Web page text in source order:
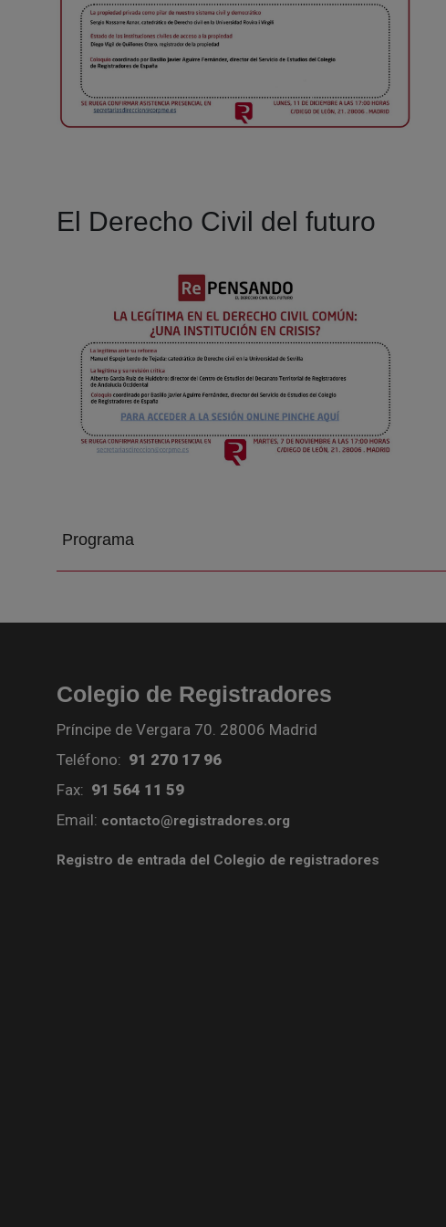
El Derecho Civil del futuro
Programa
Colegio de Registradores
Príncipe de Vergara 70. 28006 Madrid
Teléfono: 91 270 17 96
Fax: 91 564 11 59
Email: contacto@registradores.org
Registro de entrada del Colegio de registradores